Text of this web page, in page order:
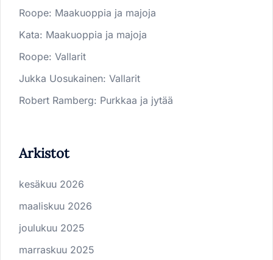
Roope: Maakuoppia ja majoja
Kata: Maakuoppia ja majoja
Roope: Vallarit
Jukka Uosukainen: Vallarit
Robert Ramberg: Purkkaa ja jytää
Arkistot
kesäkuu 2026
maaliskuu 2026
joulukuu 2025
marraskuu 2025